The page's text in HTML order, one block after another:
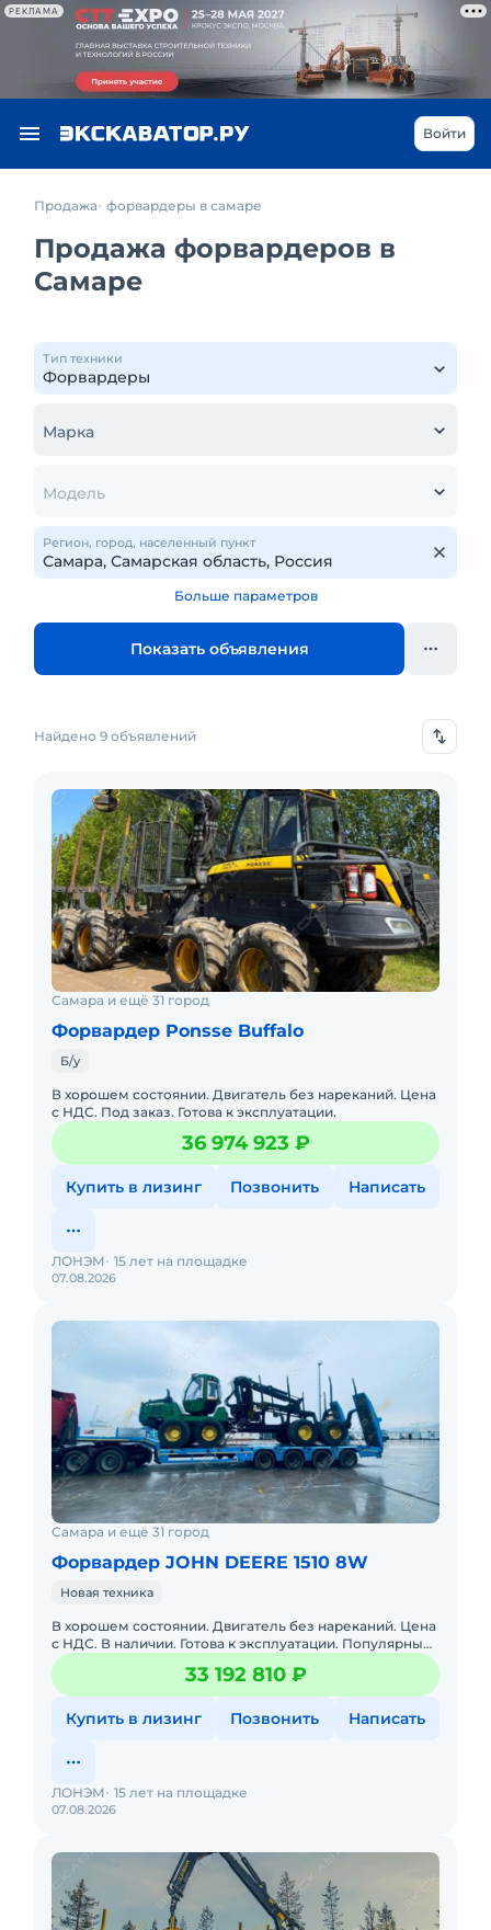
РЕКЛАМА
Войти
Продажа форвардеры в самаре
Продажа форвардеров в
Самаре
Тип техники
Марка
Модель
Регион, город, населенный пункт
Больше параметров
Показать объявления
Найдено 9 объявлений
Самара и ещё 31 город
Форвардер Ponsse Buffalo
Б/у
В хорошем состоянии. Двигатель без нареканий. Цена
с НДС. Под заказ. Готова к эксплуатации.
36 974 923 ₽
Купить в лизинг Позвонить Написать
07.08.2026
ЛОНЭМ 15 лет на площадке
Самара и ещё 31 город
Форвардер JOHN DEERE 1510 8W
Новая техника
В хорошем состоянии. Двигатель без нареканий. Цена
с НДС. В наличии. Готова к эксплуатации. Популярный
лесопогрузчик с захватом SuperGrip 360 для трелевки
леса
33 192 810 ₽
Купить в лизинг Позвонить Написать
07.08.2026
ЛОНЭМ 15 лет на площадке